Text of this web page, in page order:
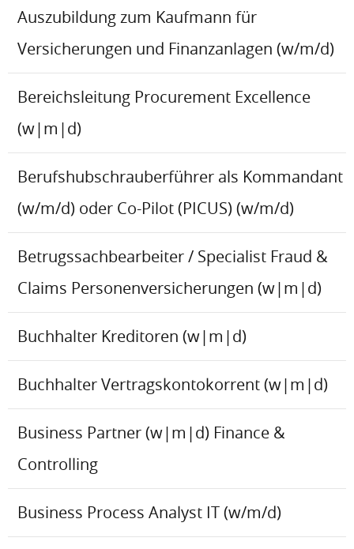
Auszubildung zum Kaufmann für
Versicherungen und Finanzanlagen (w/m/d)
Bereichsleitung Procurement Excellence
(w|m|d)
Berufshubschrauberführer als Kommandant
(w/m/d) oder Co-Pilot (PICUS) (w/m/d)
Betrugssachbearbeiter / Specialist Fraud &
Claims Personenversicherungen (w|m|d)
Buchhalter Kreditoren (w|m|d)
Buchhalter Vertragskontokorrent (w|m|d)
Business Partner (w|m|d) Finance &
Controlling
Business Process Analyst IT (w/m/d)